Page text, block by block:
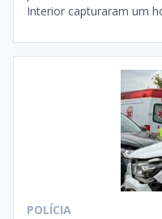
Interior capturaram um
POLÍCIA